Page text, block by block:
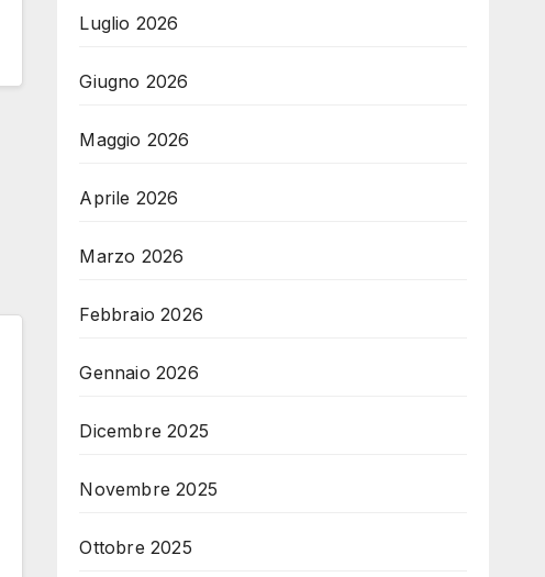
Luglio 2026
Giugno 2026
Maggio 2026
Aprile 2026
Marzo 2026
Febbraio 2026
Gennaio 2026
Dicembre 2025
Novembre 2025
Ottobre 2025